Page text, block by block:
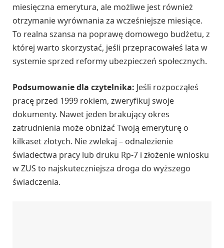
miesięczna emerytura, ale możliwe jest również
otrzymanie wyrównania za wcześniejsze miesiące.
To realna szansa na poprawę domowego budżetu, z
której warto skorzystać, jeśli przepracowałeś lata w
systemie sprzed reformy ubezpieczeń społecznych.
Podsumowanie dla czytelnika: Jeśli rozpocząłeś
pracę przed 1999 rokiem, zweryfikuj swoje
dokumenty. Nawet jeden brakujący okres
zatrudnienia może obniżać Twoją emeryturę o
kilkaset złotych. Nie zwlekaj – odnalezienie
świadectwa pracy lub druku Rp-7 i złożenie wniosku
w ZUS to najskuteczniejsza droga do wyższego
świadczenia.